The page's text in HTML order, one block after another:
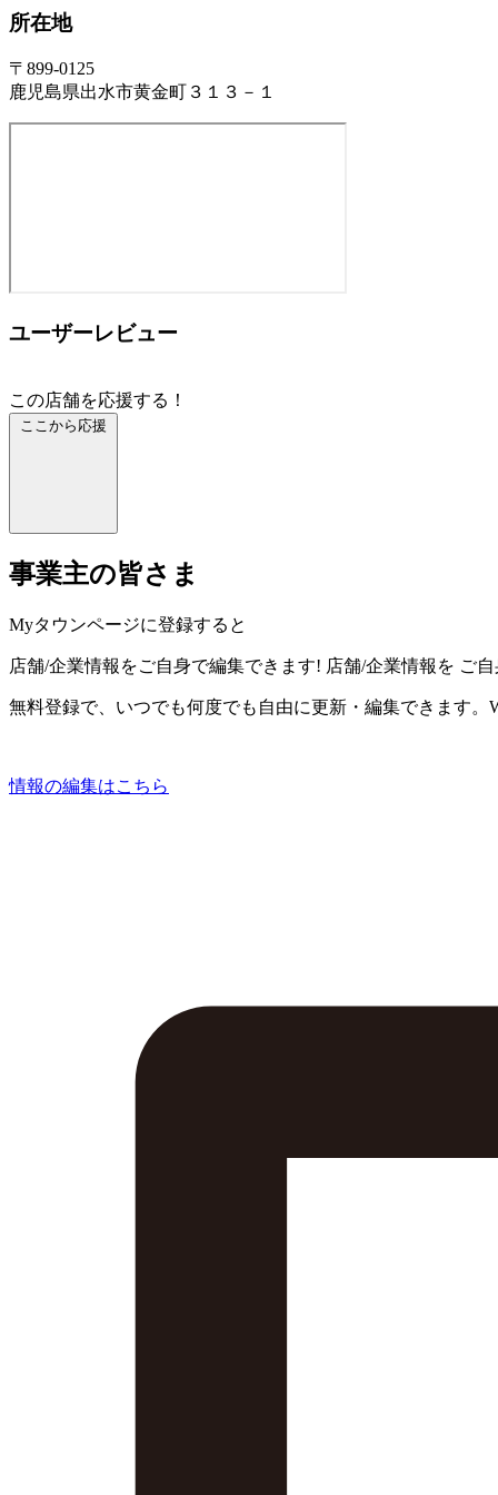
所在地
〒899-0125
鹿児島県出水市黄金町３１３－１
ユーザーレビュー
この店舗を応援する！
ここから応援
事業主の皆さま
Myタウンページに登録すると
店舗/企業情報をご自身で編集できます! 店舗/企業情報を ご
無料登録で、いつでも何度でも自由に更新・編集できます。
情報の編集はこちら